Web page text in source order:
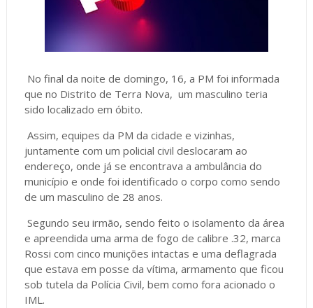
No final da noite de domingo, 16, a PM foi informada
que no Distrito de Terra Nova, um masculino teria
sido localizado em óbito.
Assim, equipes da PM da cidade e vizinhas,
juntamente com um policial civil deslocaram ao
endereço, onde já se encontrava a ambulância do
município e onde foi identificado o corpo como sendo
de um masculino de 28 anos.
Segundo seu irmão, sendo feito o isolamento da área
e apreendida uma arma de fogo de calibre .32, marca
Rossi com cinco munições intactas e uma deflagrada
que estava em posse da vítima, armamento que ficou
sob tutela da Polícia Civil, bem como fora acionado o
IML.